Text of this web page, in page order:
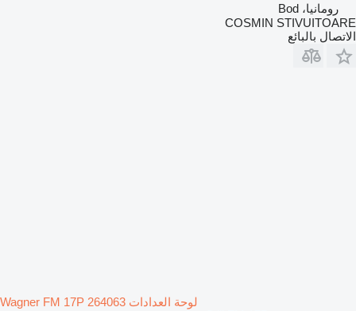
رومانيا، Bod
COSMIN STIVUITOARE
الاتصال بالبائع
لوحة العدادات Wagner FM 17P 264063